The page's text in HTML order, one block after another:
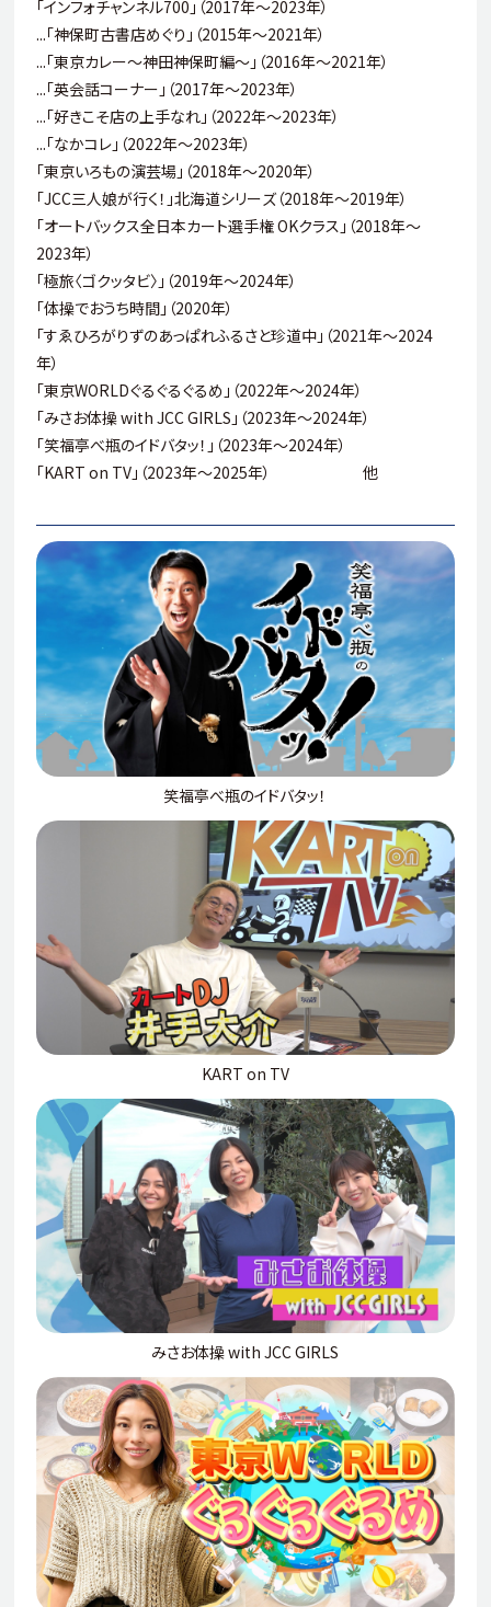
「インフォチャンネル700」（2017年～2023年）
...「神保町古書店めぐり」（2015年～2021年）
...「東京カレー～神田神保町編～」（2016年～2021年）
...「英会話コーナー」（2017年～2023年）
...「好きこそ店の上手なれ」（2022年～2023年）
...「なかコレ」（2022年～2023年）
「東京いろもの演芸場」（2018年～2020年）
「JCC三人娘が行く！」北海道シリーズ（2018年～2019年）
「オートバックス全日本カート選手権 OKクラス」（2018年～
2023年）
「極旅〈ゴクッタビ〉」（2019年～2024年）
「体操でおうち時間」（2020年）
「すゑひろがりずのあっぱれふるさと珍道中」（2021年～2024
年）
「東京WORLDぐるぐるぐるめ」（2022年～2024年）
「みさお体操 with JCC GIRLS」（2023年～2024年）
「笑福亭べ瓶のイドバタッ！」（2023年～2024年）
「KART on TV」（2023年～2025年） 他
笑福亭べ瓶のイドバタッ！
KART on TV
みさお体操 with JCC GIRLS